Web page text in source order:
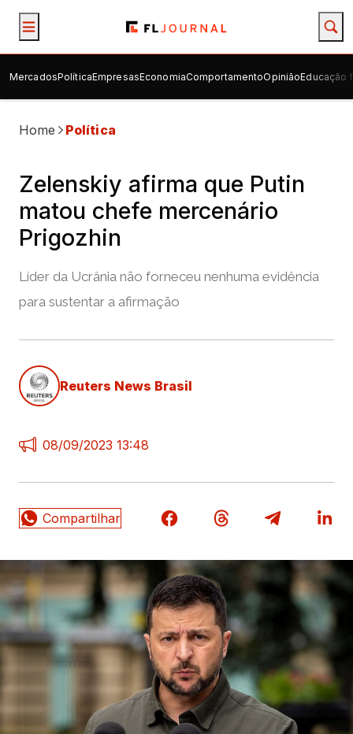
MercadosPolíticaEmpresasEconomiaComportamentoOpiniãoEducação
Home Política
Zelenskiy afirma que Putin
matou chefe mercenário
Prigozhin
Líder da Ucrânia não forneceu nenhuma evidência
para sustentar a afirmação
Reuters News Brasil
08/09/2023 13:48